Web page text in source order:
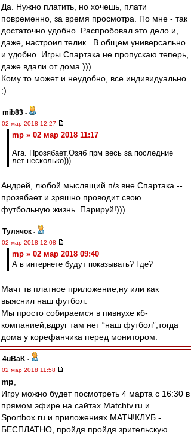
Да. Нужно платить, но хочешь, плати
повременно, за время просмотра. По мне - так
достаточно удобно. Распробовал это дело и,
даже, настроил телик . В общем универсально
и удобно. Игры Спартака не пропускаю теперь,
даже вдали от дома )))
Кому то может и неудобно, все индивидуально
;)
mib83 -
02 мар 2018 12:27
mp » 02 мар 2018 11:17
Ага. Прозябает.Озяб прм весь за последние
лет несколько)))
Андрей, любой мыслящий п/з вне Спартака --
прозябает и зряшно проводит свою
футбольную жизнь. Парируй!)))
Тулячок -
02 мар 2018 12:08
mp » 02 мар 2018 09:40
А в интернете будут показывать? Где?
Мачт тв платное приложение,ну или как
выяснил наш футбол.
Мы просто собираемся в пивнухе кб-
компанией,вдруг там нет “наш футбол”,тогда
дома у корефанчика перед монитором.
4uBaK -
02 мар 2018 11:58
mp
Игру можно будет посмотреть 4 марта с 16:30 в
прямом эфире на сайтах Matchtv.ru и
Sportbox.ru и приложениях МATЧ!КЛУБ -
БЕСПЛАТНО, пройдя пройдя зрительскую